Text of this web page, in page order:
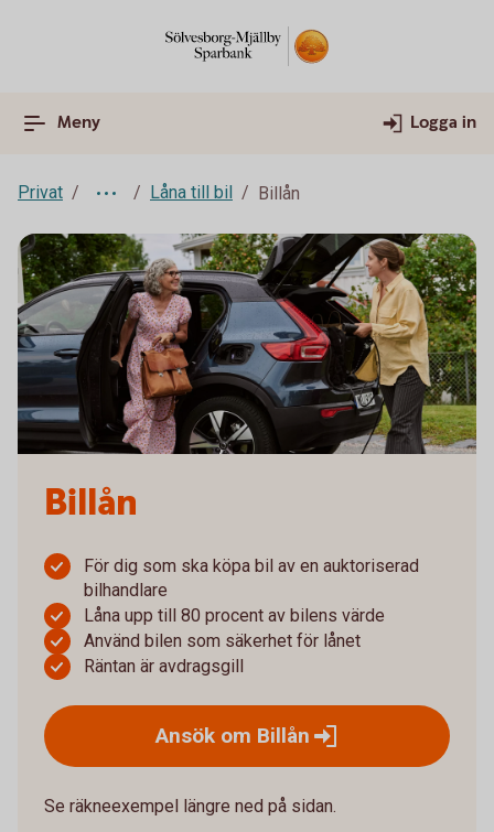
Meny Logga in
Privat Låna till bil Billån
Billån
För dig som ska köpa bil av en auktoriserad
bilhandlare
Låna upp till 80 procent av bilens värde
Använd bilen som säkerhet för lånet
Räntan är avdragsgill
Ansök om Billån
Se räkneexempel längre ned på sidan.